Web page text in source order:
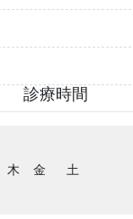
診療時間
木 金 土